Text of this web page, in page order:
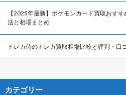
【2025年最新】ポケモンカード買取おす
法と相場まとめ
トレカ侍のトレカ買取相場比較と評判・口
カテゴリー